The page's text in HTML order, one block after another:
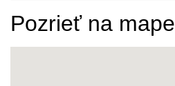
Pozrieť na mape